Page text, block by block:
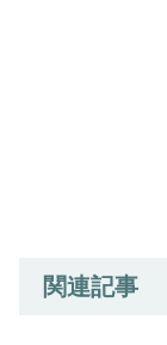
関連記事